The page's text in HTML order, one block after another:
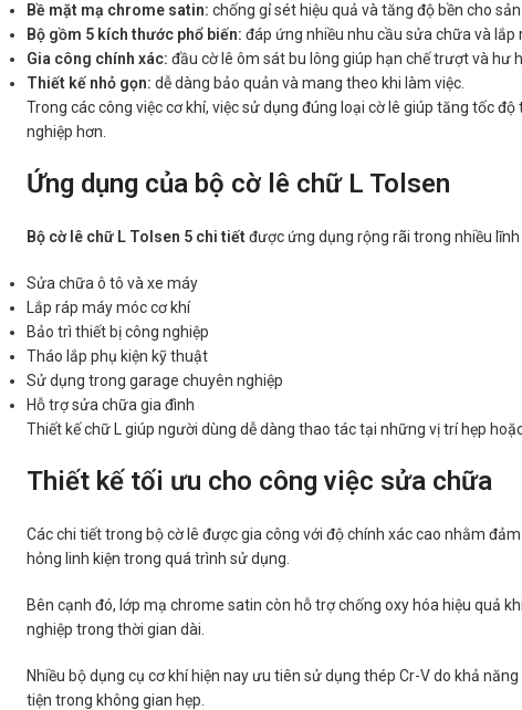
Bề mặt mạ chrome satin: chống gỉ sét hiệu quả và tăng độ bền cho sản
Bộ gồm 5 kích thước phổ biến: đáp ứng nhiều nhu cầu sửa chữa và lắp
Gia công chính xác: đầu cờ lê ôm sát bu lông giúp hạn chế trượt và hư
Thiết kế nhỏ gọn: dễ dàng bảo quản và mang theo khi làm việc.
Trong các công việc cơ khí, việc sử dụng đúng loại cờ lê giúp tăng tốc
nghiệp hơn.
Ứng dụng của bộ cờ lê chữ L Tolsen
Bộ cờ lê chữ L Tolsen 5 chi tiết được ứng dụng rộng rãi trong nhiều lĩnh
Sửa chữa ô tô và xe máy
Lắp ráp máy móc cơ khí
Bảo trì thiết bị công nghiệp
Tháo lắp phụ kiện kỹ thuật
Sử dụng trong garage chuyên nghiệp
Hỗ trợ sửa chữa gia đình
Thiết kế chữ L giúp người dùng dễ dàng thao tác tại những vị trí hẹp
Thiết kế tối ưu cho công việc sửa chữa
Các chi tiết trong bộ cờ lê được gia công với độ chính xác cao nhằm
hỏng linh kiện trong quá trình sử dụng.
Bên cạnh đó, lớp mạ chrome satin còn hỗ trợ chống oxy hóa hiệu quả
nghiệp trong thời gian dài.
Nhiều bộ dụng cụ cơ khí hiện nay ưu tiên sử dụng thép Cr-V do khả
tiện trong không gian hẹp.